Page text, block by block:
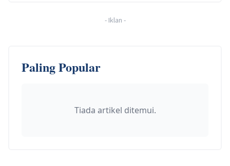
- Iklan -
Paling Popular
Tiada artikel ditemui.